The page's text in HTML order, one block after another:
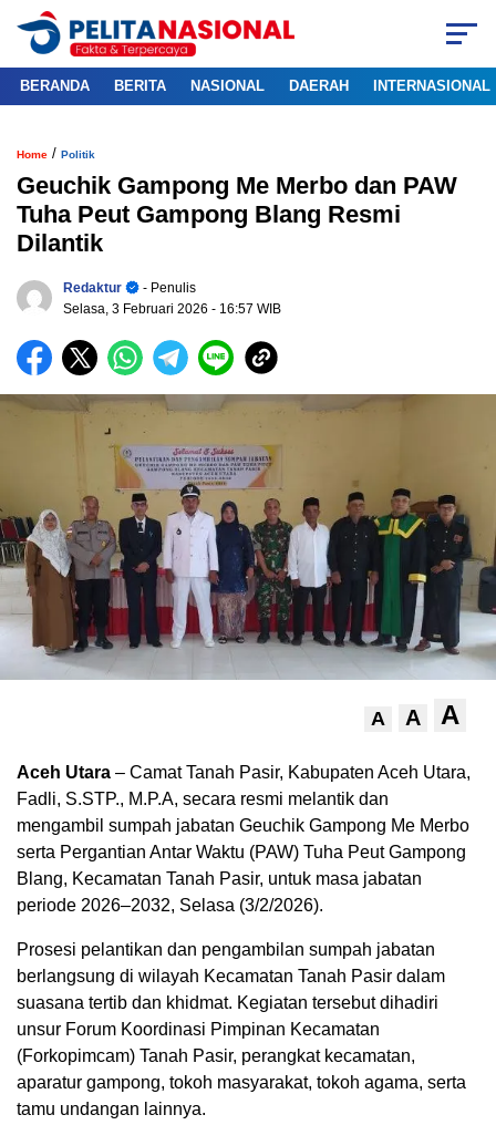
BERANDA BERITA NASIONAL DAERAH INTERNASIONAL
Home / Politik
Geuchik Gampong Me Merbo dan PAW
Tuha Peut Gampong Blang Resmi
Dilantik
Redaktur
- Penulis
Selasa, 3 Februari 2026 - 16:57 WIB
A A A
Aceh Utara – Camat Tanah Pasir, Kabupaten Aceh Utara,
Fadli, S.STP., M.P.A, secara resmi melantik dan
mengambil sumpah jabatan Geuchik Gampong Me Merbo
serta Pergantian Antar Waktu (PAW) Tuha Peut Gampong
Blang, Kecamatan Tanah Pasir, untuk masa jabatan
periode 2026–2032, Selasa (3/2/2026).
Prosesi pelantikan dan pengambilan sumpah jabatan
berlangsung di wilayah Kecamatan Tanah Pasir dalam
suasana tertib dan khidmat. Kegiatan tersebut dihadiri
unsur Forum Koordinasi Pimpinan Kecamatan
(Forkopimcam) Tanah Pasir, perangkat kecamatan,
aparatur gampong, tokoh masyarakat, tokoh agama, serta
tamu undangan lainnya.